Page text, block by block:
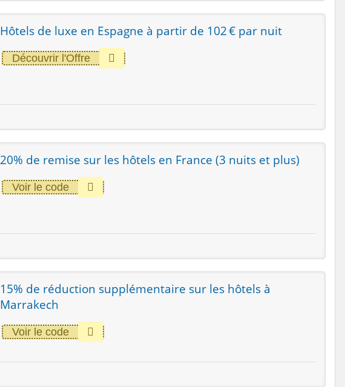
Hôtels de luxe en Espagne à partir de 102 € par nuit
Découvrir l'Offre
20% de remise sur les hôtels en France (3 nuits et plus)
Voir le code
15% de réduction supplémentaire sur les hôtels à
Marrakech
Voir le code